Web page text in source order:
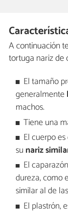
A continuación
tortuga nariz de
El tamaño
generalmente
machos.
Tiene una
El cuerpo
su nariz
El
dureza, como
similar al de
El plastrón,